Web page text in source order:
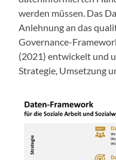
werden müssen. Das
Anlehnung an das
Governance-
(2021) entwickelt und
Strategie, Umsetzung